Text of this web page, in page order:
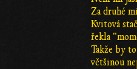
Za druhé
Kvitová
řekla
Takže by
většinou